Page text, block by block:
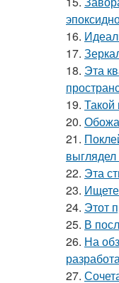
16.
17.
18. Эта
19. Такой
20.
21.
22. Эта
23.
24. Этот
25. В
26. На
27.